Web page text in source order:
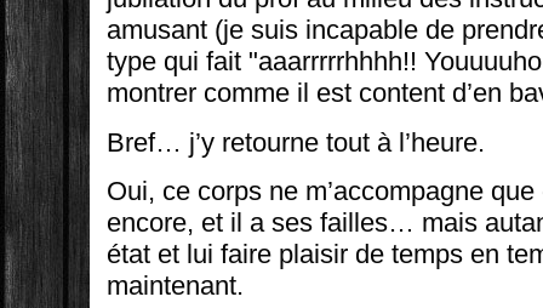
amusant (je suis incapable de
type qui fait "aaarrrrrhhhh!!
montrer comme il est content d’en
Bref… j’y retourne tout à l’heure.
Oui, ce corps ne m’accompagne
encore, et il a ses failles… mais
état et lui faire plaisir de temps en
maintenant.